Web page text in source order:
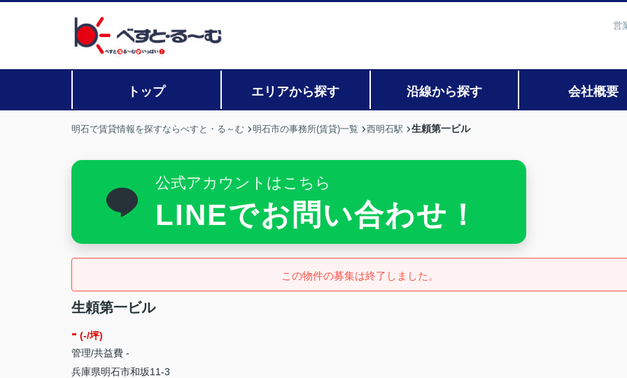
営
トップ エリアから探す 沿線から探す 会社概要
明石で賃貸情報を探すならべすと・る～む 明石市の事務所(賃貸)一覧 西明石駅 生頼第一ビル
公式アカウントはこちら
LINEでお問い合わせ！
この物件の募集は終了しました。
生頼第一ビル
- (-/坪)
管理/共益費 -
兵庫県明石市和坂11‐3